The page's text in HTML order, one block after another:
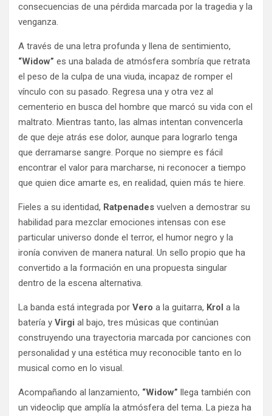
consecuencias de una pérdida marcada por la tragedia y la
venganza.
A través de una letra profunda y llena de sentimiento,
“Widow” es una balada de atmósfera sombría que retrata
el peso de la culpa de una viuda, incapaz de romper el
vínculo con su pasado. Regresa una y otra vez al
cementerio en busca del hombre que marcó su vida con el
maltrato. Mientras tanto, las almas intentan convencerla
de que deje atrás ese dolor, aunque para lograrlo tenga
que derramarse sangre. Porque no siempre es fácil
encontrar el valor para marcharse, ni reconocer a tiempo
que quien dice amarte es, en realidad, quien más te hiere.
Fieles a su identidad, Ratpenades vuelven a demostrar su
habilidad para mezclar emociones intensas con ese
particular universo donde el terror, el humor negro y la
ironía conviven de manera natural. Un sello propio que ha
convertido a la formación en una propuesta singular
dentro de la escena alternativa.
La banda está integrada por Vero a la guitarra, Krol a la
batería y Virgi al bajo, tres músicas que continúan
construyendo una trayectoria marcada por canciones con
personalidad y una estética muy reconocible tanto en lo
musical como en lo visual.
Acompañando al lanzamiento, “Widow” llega también con
un videoclip que amplía la atmósfera del tema. La pieza ha